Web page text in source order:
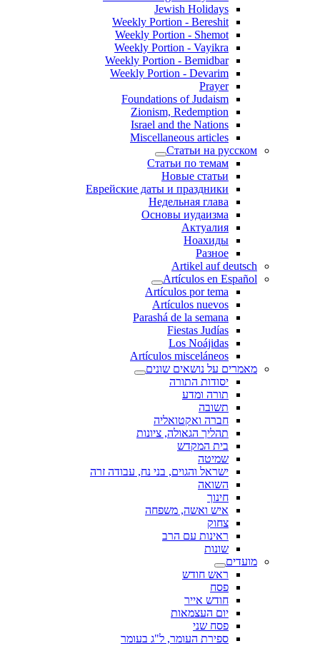
Jewish Holidays
Weekly Portion - Bereshit
Weekly Portion - Shemot
Weekly Portion - Vayikra
Weekly Portion - Bemidbar
Weekly Portion - Devarim
Prayer
Foundations of Judaism
Zionism, Redemption
Israel and the Nations
Miscellaneous articles
Статьи на русском
Статьи по темам
Новые статьи
Еврейские даты и праздники
Недельная глава
Основы иудаизма
Актуалия
Ноахиды
Разное
Artikel auf deutsch
Artículos en Español
Artículos por tema
Artículos nuevos
Parashá de la semana
Fiestas Judías
Los Noájidas
Artículos misceláneos
מאמרים על נושאים שונים
יסודות התורה
תורה ומדע
תשובה
חברה ואקטואליה
תהליך הגאולה, ציונות
בית המקדש
שמיטה
ישראל והגוים, בני נח, עבודה זרה
השואה
חינוך
איש ואשה, משפחה
צחוק
ראינות עם הרב
שונות
מועדים
ראש חודש
פסח
חודש אייר
יום העצמאות
פסח שני
ספירת העומר, ל"ג בעומר